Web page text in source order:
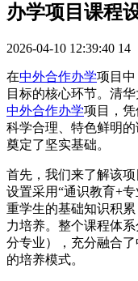
办学项目课程
2026-04-10 12:39:40 14
在中外合作办学项目
目标的核心环节。清
中外合作办学项目，
科学合理、特色鲜明
奠定了坚实基础。
首先，我们来了解该
设置采用“通识教育+
重学生的基础知识积
力培养。整个课程体
分专业），充分融合
的培养模式。